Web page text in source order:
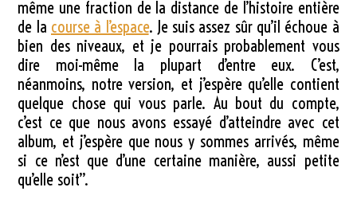
même une fraction de la distance de l’histoire entière
de la course à l’espace. Je suis assez sûr qu’il échoue à
bien des niveaux, et je pourrais probablement vous
dire moi-même la plupart d’entre eux. C’est,
néanmoins, notre version, et j’espère qu’elle contient
quelque chose qui vous parle. Au bout du compte,
c’est ce que nous avons essayé d’atteindre avec cet
album, et j’espère que nous y sommes arrivés, même
si ce n’est que d’une certaine manière, aussi petite
qu’elle soit”.